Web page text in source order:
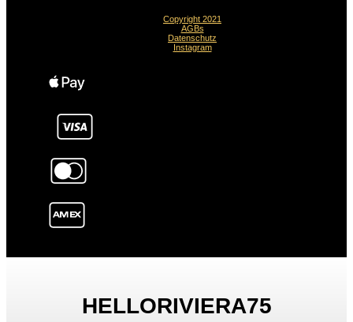
Copyright 2021
AGBs
Datenschutz
Instagram
HELLORIVIERA75